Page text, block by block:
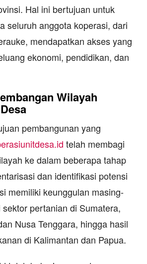
Hal ini bertujuan untuk
seluruh anggota koperasi, dari
mendapatkan akses yang
ekonomi, pendidikan, dan
Wilayah
pembangunan yang
telah membagi
ke dalam beberapa tahap
dan identifikasi potensi
memiliki keunggulan masing-
pertanian di Sumatera,
Nusa Tenggara, hingga hasil
di Kalimantan dan Papua.